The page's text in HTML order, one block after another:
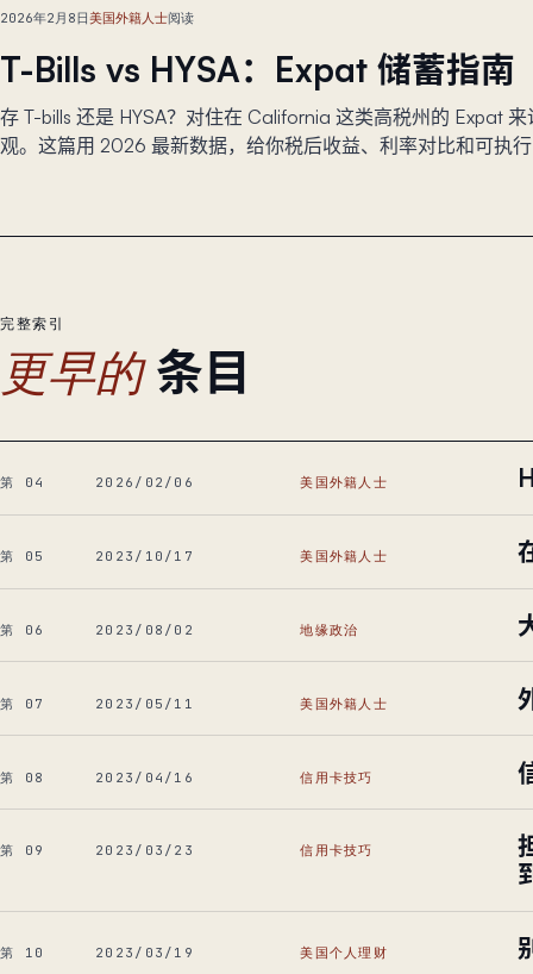
2026年2月8日美国外籍人士阅读
T-Bills vs HYSA：Expat 储蓄指南
存 T-bills 还是 HYSA？对住在 California 这类高税州的 Expat
观。这篇用 2026 最新数据，给你税后收益、利率对比和可执
完整索引
更早的 条目
第 04 2026/02/06 美国外籍人士
第 05 2023/10/17 美国外籍人士
第 06 2023/08/02 地缘政治
第 07 2023/05/11 美国外籍人士
第 08 2023/04/16 信用卡技巧
第 09 2023/03/23 信用卡技巧
第 10 2023/03/19 美国个人理财